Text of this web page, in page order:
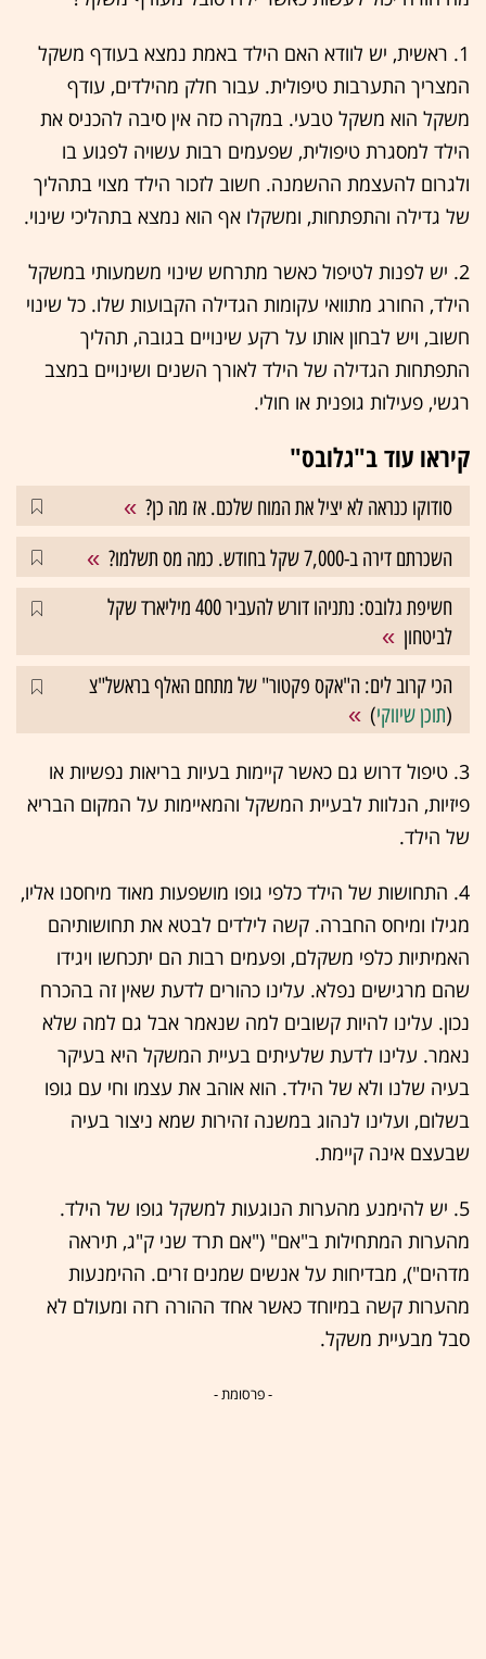
1. ראשית, יש לוודא האם הילד באמת נמצא בעודף משקל
המצריך התערבות טיפולית. עבור חלק מהילדים, עודף
משקל הוא משקל טבעי. במקרה כזה אין סיבה להכניס את
הילד למסגרת טיפולית, שפעמים רבות עשויה לפגוע בו
ולגרום להעצמת ההשמנה. חשוב לזכור הילד מצוי בתהליך
של גדילה והתפתחות, ומשקלו אף הוא נמצא בתהליכי שינוי.
2. יש לפנות לטיפול כאשר מתרחש שינוי משמעותי במשקל
הילד, החורג מתוואי עקומות הגדילה הקבועות שלו. כל שינוי
חשוב, ויש לבחון אותו על רקע שינויים בגובה, תהליך
התפתחות הגדילה של הילד לאורך השנים ושינויים במצב
רגשי, פעילות גופנית או חולי.
קיראו עוד ב"גלובס"
סודוקו כנראה לא יציל את המוח שלכם. אז מה כן?
השכרתם דירה ב-7,000 שקל בחודש. כמה מס תשלמו?
חשיפת גלובס: נתניהו דורש להעביר 400 מיליארד שקל
לביטחון
הכי קרוב לים: ה"אקס פקטור" של מתחם האלף בראשל"צ
(תוכן שיווקי)
3. טיפול דרוש גם כאשר קיימות בעיות בריאות נפשיות או
פיזיות, הנלוות לבעיית המשקל והמאיימות על המקום הבריא
של הילד.
4. התחושות של הילד כלפי גופו מושפעות מאוד מיחסנו אליו,
מגילו ומיחס החברה. קשה לילדים לבטא את תחושותיהם
האמיתיות כלפי משקלם, ופעמים רבות הם יתכחשו ויגידו
שהם מרגישים נפלא. עלינו כהורים לדעת שאין זה בהכרח
נכון. עלינו להיות קשובים למה שנאמר אבל גם למה שלא
נאמר. עלינו לדעת שלעיתים בעיית המשקל היא בעיקר
בעיה שלנו ולא של הילד. הוא אוהב את עצמו וחי עם גופו
בשלום, ועלינו לנהוג במשנה זהירות שמא ניצור בעיה
שבעצם אינה קיימת.
5. יש להימנע מהערות הנוגעות למשקל גופו של הילד.
מהערות המתחילות ב"אם" ("אם תרד שני ק"ג, תיראה
מדהים"), מבדיחות על אנשים שמנים זרים. ההימנעות
מהערות קשה במיוחד כאשר אחד ההורה רזה ומעולם לא
סבל מבעיית משקל.
- פרסומת -